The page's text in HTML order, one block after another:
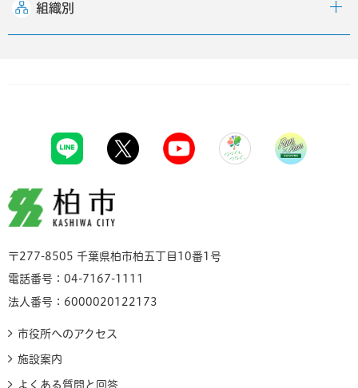
組織別
柏市
〒277-8505 千葉県柏市柏五丁目10番1号
電話番号：04-7167-1111
法人番号：6000020122173
市役所へのアクセス
施設案内
よくある質問と回答